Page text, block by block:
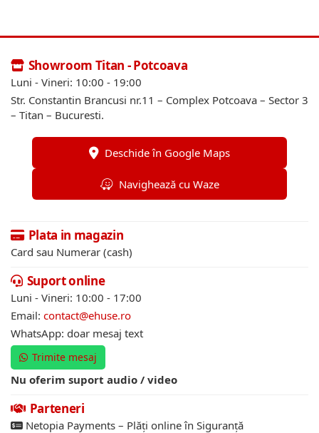
Showroom Titan - Potcoava
Luni - Vineri: 10:00 - 19:00
Str. Constantin Brancusi nr.11 – Complex Potcoava – Sector 3
– Titan – Bucuresti.
Deschide în Google Maps
Navighează cu Waze
Plata in magazin
Card sau Numerar (cash)
Suport online
Luni - Vineri: 10:00 - 17:00
Email: contact@ehuse.ro
WhatsApp: doar mesaj text
Trimite mesaj
Nu oferim suport audio / video
Parteneri
Netopia Payments – Plăți online în Siguranță